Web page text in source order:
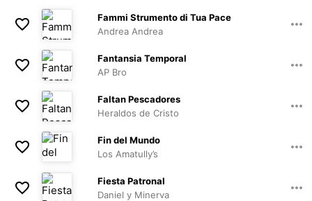
Fammi Strumento di Tua Pace
Andrea Andrea
03:05
Fantansia Temporal
AP Bro
05:06
Faltan Pescadores
Heraldos de Cristo
04:04
Fin del Mundo
Los Amatully’s
03:58
Fiesta Patronal
Daniel y Minerva